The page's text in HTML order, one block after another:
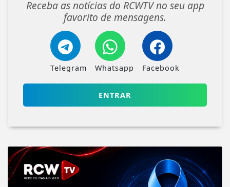
Receba as notícias do RCWTV no seu app
favorito de mensagens.
Telegram Whatsapp Facebook
ENTRAR